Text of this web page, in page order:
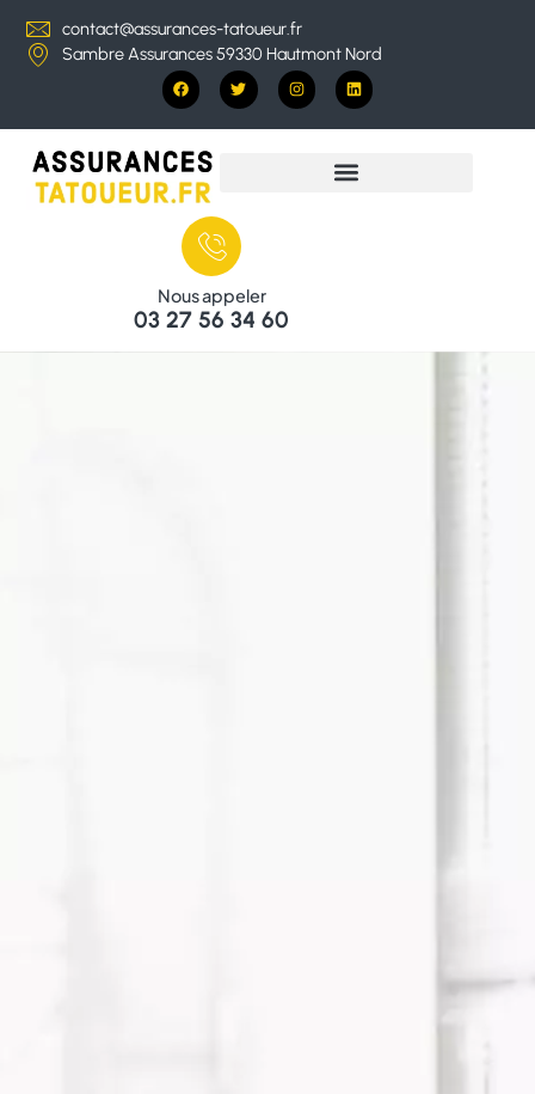
contact@assurances-tatoueur.fr
Sambre Assurances 59330 Hautmont Nord
Nous appeler
03 27 56 34 60